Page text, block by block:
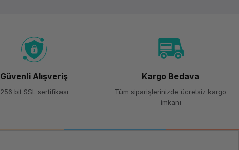
Güvenli Alışveriş
256 bit SSL sertifikası
Kargo Bedava
Tüm siparişlerinizde ücretsiz kargo
imkanı